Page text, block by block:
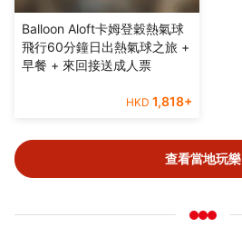
Balloon Aloft卡姆登穀熱氣球
飛行60分鐘日出熱氣球之旅 +
早餐 + 來回接送成人票
HKD 1,818+
查看當地玩樂